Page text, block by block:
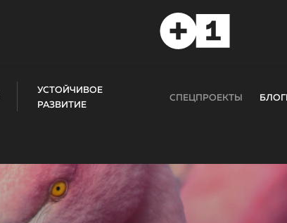
УСТОЙЧИВОЕ
РАЗВИТИЕ
СПЕЦПРОЕКТЫ